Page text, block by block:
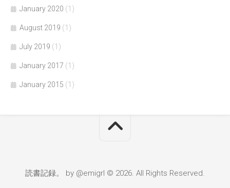
January 2020 (1)
August 2019 (1)
July 2019 (1)
January 2017 (1)
January 2015 (1)
読書記録。 by @emigrl © 2026. All Rights Reserved.